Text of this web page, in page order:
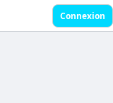
Connexion